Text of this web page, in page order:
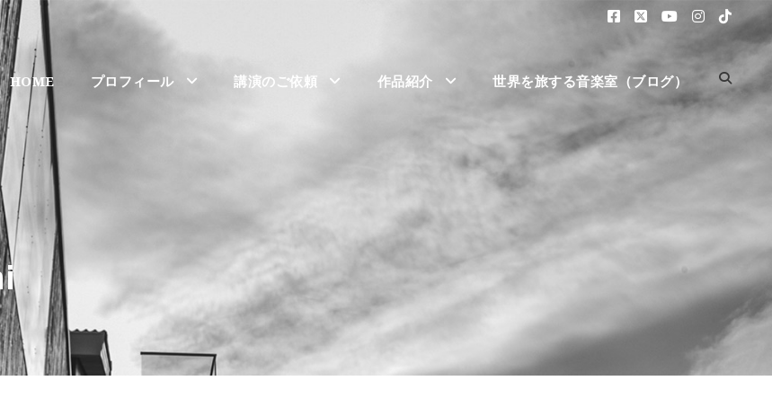
HOME プロフィール 講演のご依頼 作品紹介 世界を旅する音楽室（ブログ）